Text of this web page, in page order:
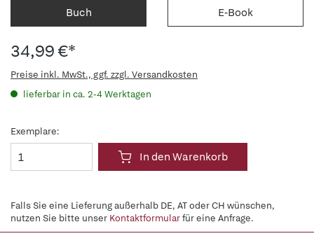
Buch E-Book
34,99 €*
Preise inkl. MwSt., ggf. zzgl. Versandkosten
lieferbar in ca. 2-4 Werktagen
Exemplare:
In den Warenkorb
Falls Sie eine Lieferung außerhalb DE, AT oder CH wünschen,
nutzen Sie bitte unser Kontaktformularfür eine Anfrage.